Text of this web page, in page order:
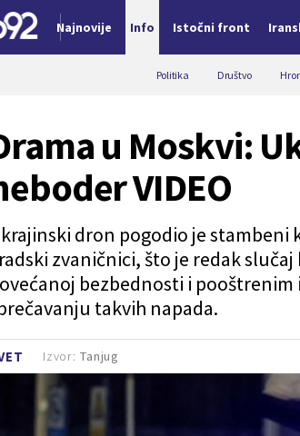
Najnovije Info Istočni front
Politika Društvo
u Moskvi:
VIDEO
dron pogodio je stambeni
zvaničnici, što je redak
bezbednosti i
takvih napada.
Izvor: Tanjug